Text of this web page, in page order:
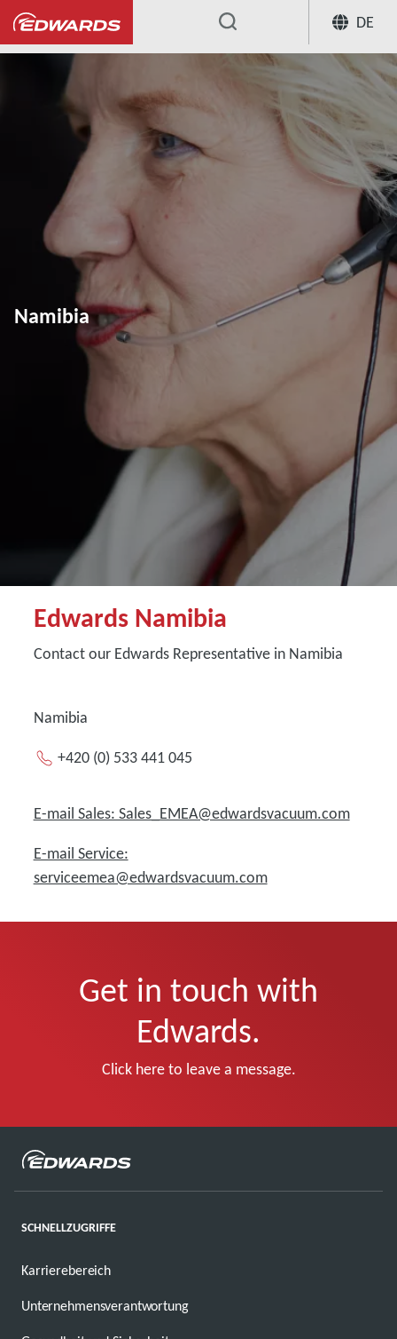
DE
...
Namibia
Edwards Namibia
Contact our Edwards Representative in Namibia
Namibia
+420 (0) 533 441 045
E-mail Sales: Sales_EMEA@edwardsvacuum.com
E-mail Service:
serviceemea@edwardsvacuum.com
Get in touch with
Edwards.
Click here to leave a message.
SCHNELLZUGRIFFE
Karrierebereich
Unternehmensverantwortung